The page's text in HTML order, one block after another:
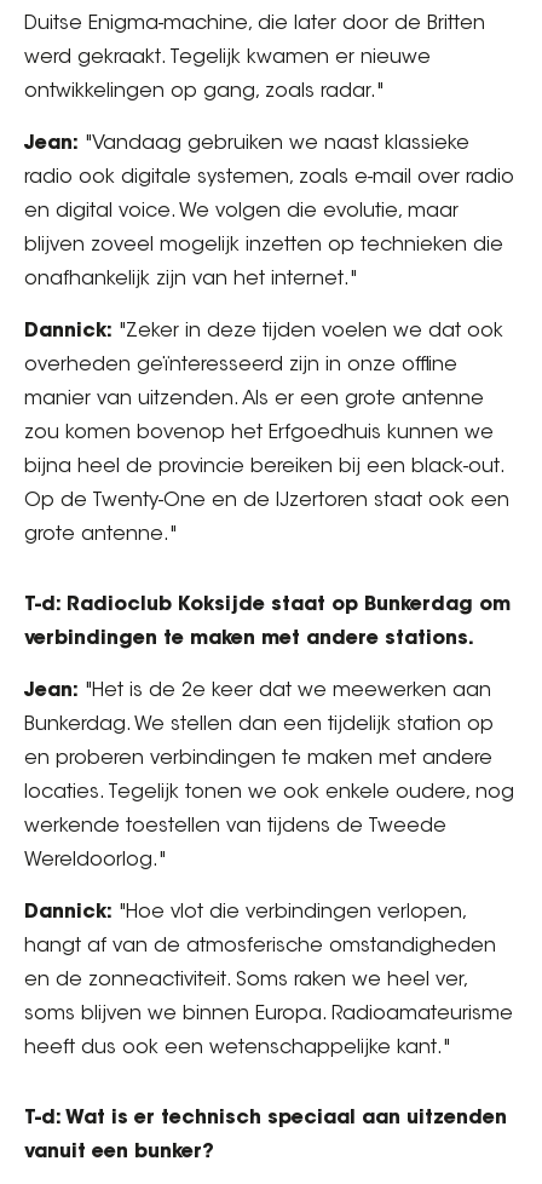
Duitse Enigma-machine, die later door de Britten
werd gekraakt. Tegelijk kwamen er nieuwe
ontwikkelingen op gang, zoals radar."
Jean: "Vandaag gebruiken we naast klassieke
radio ook digitale systemen, zoals e-mail over radio
en digital voice. We volgen die evolutie, maar
blijven zoveel mogelijk inzetten op technieken die
onafhankelijk zijn van het internet."
Dannick: "Zeker in deze tijden voelen we dat ook
overheden geïnteresseerd zijn in onze offline
manier van uitzenden. Als er een grote antenne
zou komen bovenop het Erfgoedhuis kunnen we
bijna heel de provincie bereiken bij een black-out.
Op de Twenty-One en de IJzertoren staat ook een
grote antenne."
T-d: Radioclub Koksijde staat op Bunkerdag om
verbindingen te maken met andere stations.
Jean: "Het is de 2e keer dat we meewerken aan
Bunkerdag. We stellen dan een tijdelijk station op
en proberen verbindingen te maken met andere
locaties. Tegelijk tonen we ook enkele oudere, nog
werkende toestellen van tijdens de Tweede
Wereldoorlog."
Dannick: "Hoe vlot die verbindingen verlopen,
hangt af van de atmosferische omstandigheden
en de zonneactiviteit. Soms raken we heel ver,
soms blijven we binnen Europa. Radioamateurisme
heeft dus ook een wetenschappelijke kant."
T-d: Wat is er technisch speciaal aan uitzenden
vanuit een bunker?